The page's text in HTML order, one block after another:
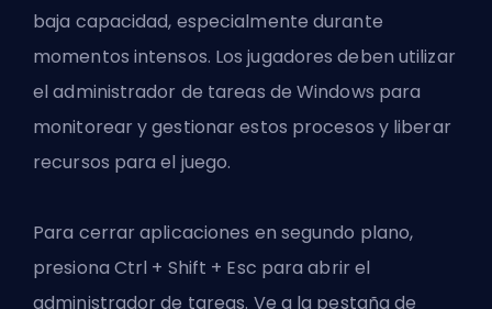
baja capacidad, especialmente durante
momentos intensos. Los jugadores deben utilizar
el administrador de tareas de Windows para
monitorear y gestionar estos procesos y liberar
recursos para el juego.
Para cerrar aplicaciones en segundo plano,
presiona Ctrl + Shift + Esc para abrir el
administrador de tareas. Ve a la pestaña de